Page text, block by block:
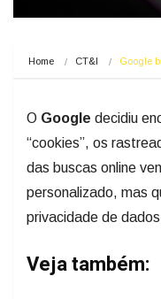
Home CT&I Google
O Google decidiu
“cookies”, os
das buscas online
personalizado, mas
privacidade de
Veja também: